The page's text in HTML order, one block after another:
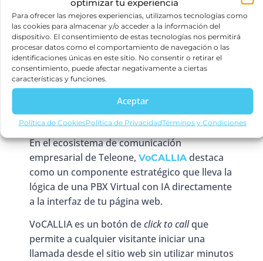
Para ofrecer las mejores experiencias, utilizamos tecnologías como
las cookies para almacenar y/o acceder a la información del
dispositivo. El consentimiento de estas tecnologías nos permitirá
procesar datos como el comportamiento de navegación o las
identificaciones únicas en este sitio. No consentir o retirar el
consentimiento, puede afectar negativamente a ciertas
características y funciones.
Aceptar
Política de CookiesPolítica de PrivacidadTérminos y Condiciones
El botón de llamadas
que transforma tu
sitio web
En el ecosistema de comunicación
empresarial de Teleone, VoCALLIA destaca
como un componente estratégico que lleva la
lógica de una PBX Virtual con IA directamente
a la interfaz de tu página web.
VoCALLIA es un botón declick to callque
permite a cualquier visitante iniciar una
llamada desde el sitio web sin utilizar minutos